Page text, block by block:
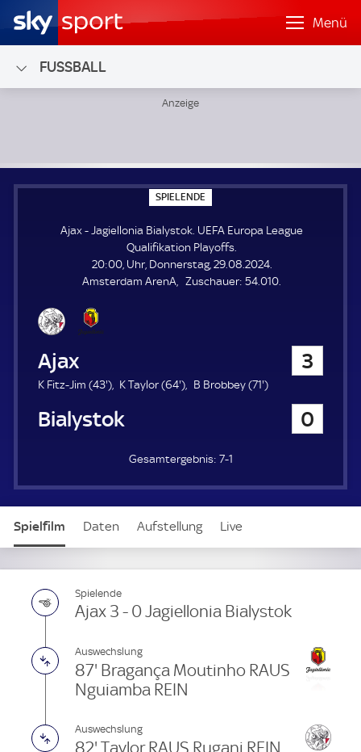
Menü
FUSSBALL
SPIELENDE
P
E
E
N
D
E
Ajax - Jagiellonia Bialystok. UEFA Europa League
Qualifikation Playoffs.
20:00, Uhr, Donnerstag, 29.08.2024.
Amsterdam ArenA
Zuschauer: Z
u
54.010.
Ajax 3
K Fitz-Jim (43'4
.
) K Taylor (64'6
n
) B Brobbey (71'7
)
Jagiellonia Bialystok 0
7-1
Spielfilm Daten Aufstellung Live
Spielende
Ajax 3 - 0 Jagiellonia Bialystok
Auswechslung
87' Bragança Moutinho RAUS
Nguiamba REIN
Auswechslung
82' Taylor RAUS Rugani REIN